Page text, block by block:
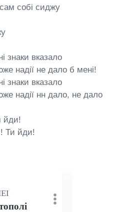
собі сиджу
знаки вказало
надії не дало б мені!
знаки вказало
надії нн дало, не дало
йди!
Ти йди!